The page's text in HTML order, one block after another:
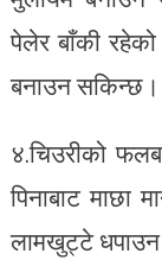
पेलेर बाँकी
बनाउन सकिन्छ।
४.चिउरीको
पिनाबाट माछा
लामखुट्टे धपाउन